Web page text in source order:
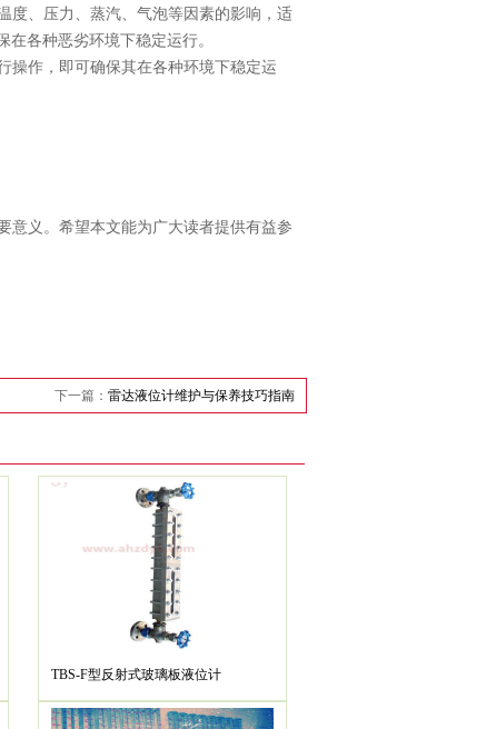
度、压力、蒸汽、气泡等因素的影响，适
各种恶劣环境下稳定运行。
操作，即可确保其在各种环境下稳定运
意义。希望本文能为广大读者提供有益参
下一篇： 雷达液位计维护与保养技巧指南
TBS-F型反射式玻璃板液位计